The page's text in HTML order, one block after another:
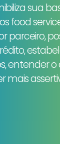
sua
food
parceiro,
entender
mais